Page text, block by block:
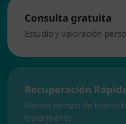
Consulta gratuita​
Estudio y valoración
Recuperación
Menos tiempo de
tratamiento.